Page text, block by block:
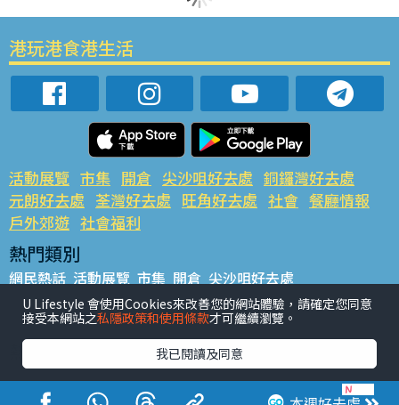
港玩港食港生活
活動展覽 市集 開倉 尖沙咀好去處 銅鑼灣好去處
元朗好去處 荃灣好去處 旺角好去處 社會 餐廳情報
戶外郊遊 社會福利
熱門類別
網民熱話 活動展覽 市集 開倉 尖沙咀好去處
銅鑼灣好去處 元朗好去處 荃灣好去處 旺角好去處 社會
餐廳情報 戶外郊遊
熱門標籤
#UGO搵好去處 #人氣活動推介 #美食社群熱話
#親子玩樂好去處
#ULifestyle應用程式 #限時搶
U Lifestyle 會使用Cookies來改善您的網站體驗，請確定您同意
接受本網站之私隱政策和使用條款才可繼續瀏覽。
我已閱讀及同意